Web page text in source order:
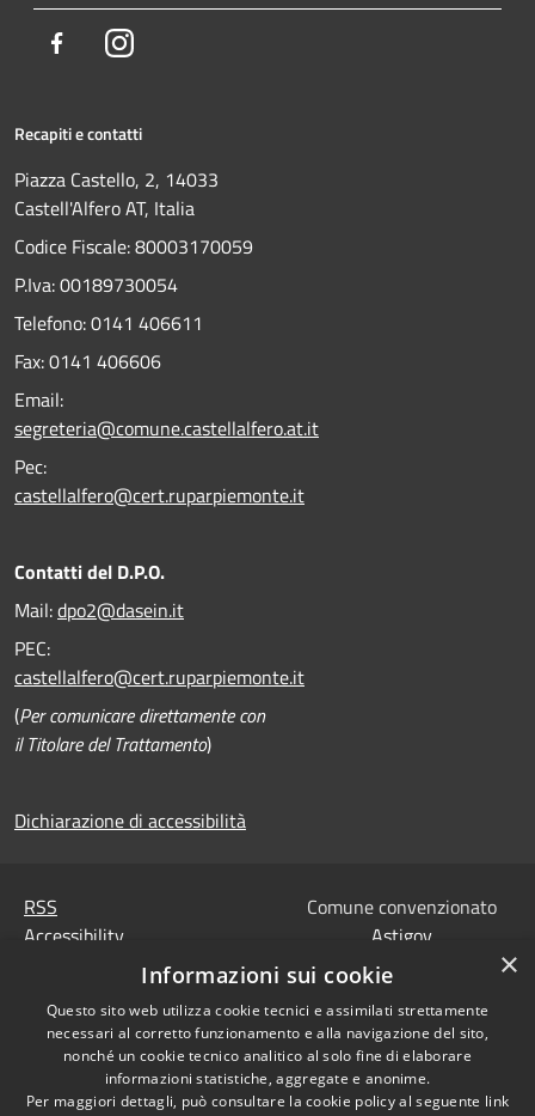
FacebookInstagram
Recapiti e contatti
Piazza Castello, 2, 14033
Castell'Alfero AT, Italia
Codice Fiscale: 80003170059
P.Iva: 00189730054
Telefono:0141 406611
Fax:0141 406606
Email:
segreteria@comune.castellalfero.at.it
Pec:
castellalfero@cert.ruparpiemonte.it
Contatti del D.P.O.
Mail:dpo2@dasein.it
PEC:
castellalfero@cert.ruparpiemonte.it
(Per comunicare direttamente con
il Titolare del Trattamento)
Dichiarazione di accessibilità
RSS
Accessibility
Sitemap
Codice Univoco IPA,
Tesoreria e Coordinate
bancarie
Comune convenzionato
Astigov
Progetto|Convenzione
Adesioni
•Accesso redazione
×
Informazioni sui cookie
Questo sito web utilizza cookie tecnici e assimilati strettamente
necessari al corretto funzionamento e alla navigazione del sito,
nonché un cookie tecnico analitico al solo fine di elaborare
informazioni statistiche, aggregate e anonime.
Per maggiori dettagli, può consultare la cookie policy al seguente link